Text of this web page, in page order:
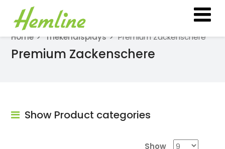
Home Thekendisplays Premium Zackenschere
Premium Zackenschere
Show Product categories
Show